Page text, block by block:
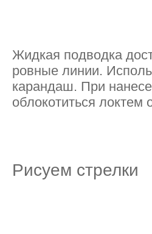
Жидкая подводка
ровные линии.
карандаш. При
облокотиться локтем
Рисуем стрелки